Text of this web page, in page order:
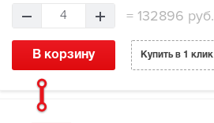
4 = 132896 руб.
В корзину Купить в 1 клик